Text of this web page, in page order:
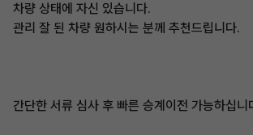
차량 상태에 자신 있습니다.
관리 잘 된 차량 원하시는 분께 추천드립니다.
간단한 서류 심사 후 빠른 승계이전 가능하십니